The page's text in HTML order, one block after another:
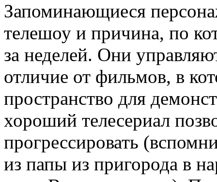
Запоминающиеся
телешоу и причина, по
за неделей. Они
отличие от фильмов, в
пространство для
хороший телесериал
прогрессировать
из папы из пригорода в